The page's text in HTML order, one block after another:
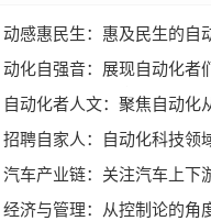
动感惠民生：惠及民生的自
动化自强音：展现自动化者
进步发出的响亮声音
自动化者人文：聚焦自动化
文思考
招聘自家人：自动化科技领
家及人才需求资讯
汽车产业链：关注汽车上下
经济与管理：从控制论的角